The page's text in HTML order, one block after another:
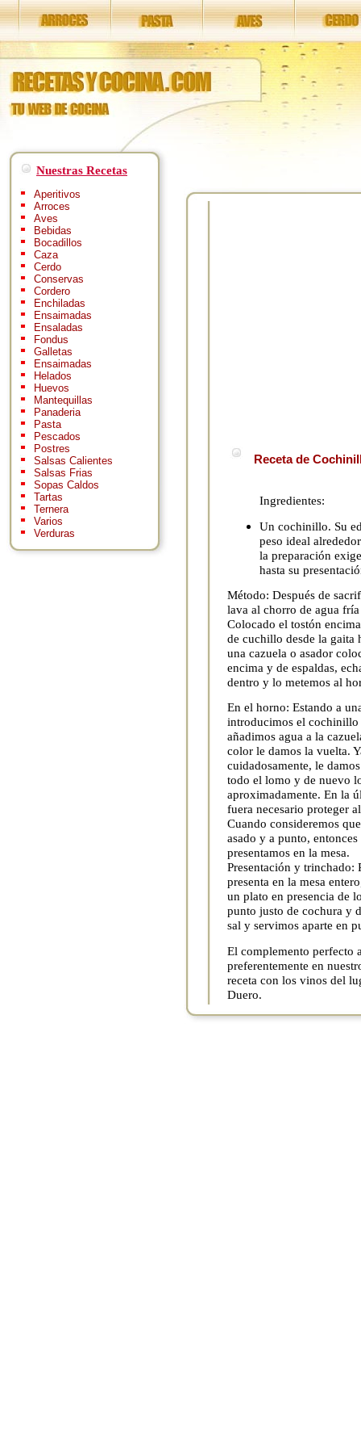
Nuestras Recetas
Aperitivos
Arroces
Aves
Bebidas
Bocadillos
Caza
Cerdo
Conservas
Cordero
Enchiladas
Ensaimadas
Ensaladas
Fondus
Galletas
Ensaimadas
Helados
Huevos
Mantequillas
Panaderia
Pasta
Pescados
Postres
Salsas Calientes
Salsas Frias
Sopas Caldos
Tartas
Ternera
Varios
Verduras
Receta de
Ingredientes:
Un cochinillo. Su
peso ideal
la preparación
hasta su
Método: Después de
lava al chorro de agua
Colocado el tostón
de cuchillo desde la gaita
una cazuela o asador
encima y de espaldas,
dentro y lo metemos al
En el horno: Estando a
introducimos el cochinillo
añadimos agua a la
color le damos la vuelta.
cuidadosamente, le
todo el lomo y de nuevo
aproximadamente. En la
fuera necesario proteger
Cuando consideremos
asado y a punto,
presentamos en la mesa.
Presentación y trinchado:
presenta en la mesa
un plato en presencia de
punto justo de cochura y
sal y servimos aparte en
El complemento perfecto
preferentemente en
receta con los vinos del
Duero.